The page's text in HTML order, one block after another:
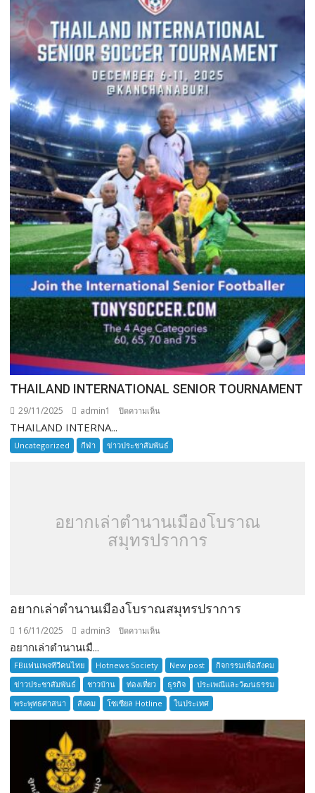
THAILAND INTERNATIONAL SENIOR TOURNAMENT
29/11/2025 admin1 ปิดความเห็น
INTERNATIONAL
SENIOR
THAILAND INTERNA...
Uncategorized กีฬา ข่าวประชาสัมพันธ์
อยากเล่าตำนานเมืองโบราณ
สมุทรปราการ
อยากเล่าตำนานเมืองโบราณสมุทรปราการ
16/11/2025 admin3 ปิดความเห็น
เล่า
ตำนาน
เมือง
โบราณ
สมุทรปราการ
อยากเล่าตำนานเมื...
FBแฟนเพจทีวีคนไทย Hotnews Society New post
กิจกรรมเพื่อสังคม
ข่าวประชาสัมพันธ์
ชาวบ้าน ท่องเที่ยว ธุรกิจ
ประเพณีและวัฒนธรรม
พระพุทธศาสนา
สังคม โซเซียล Hotline ในประเทศ